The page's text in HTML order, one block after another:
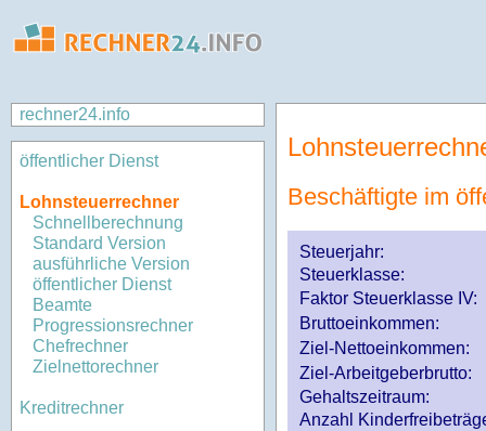
rechner24.info
öffentlicher Dienst
Lohnsteuerrechner
Schnellberechnung
Standard Version
ausführliche Version
öffentlicher Dienst
Beamte
Progressionsrechner
Chefrechner
Zielnettorechner
Kreditrechner
Beschäftigte im
Steuerjahr:
Steuerklasse:
Faktor Steuerklasse IV:
Bruttoeinkommen:
Ziel-Nettoeinkommen:
Ziel-Arbeitgeberbrutto:
Gehaltszeitraum:
Anzahl